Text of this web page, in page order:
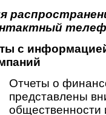
с
Отчеты о
представлены
общественности